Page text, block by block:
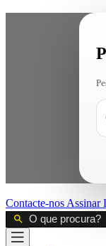
Contacte-nos Assinar